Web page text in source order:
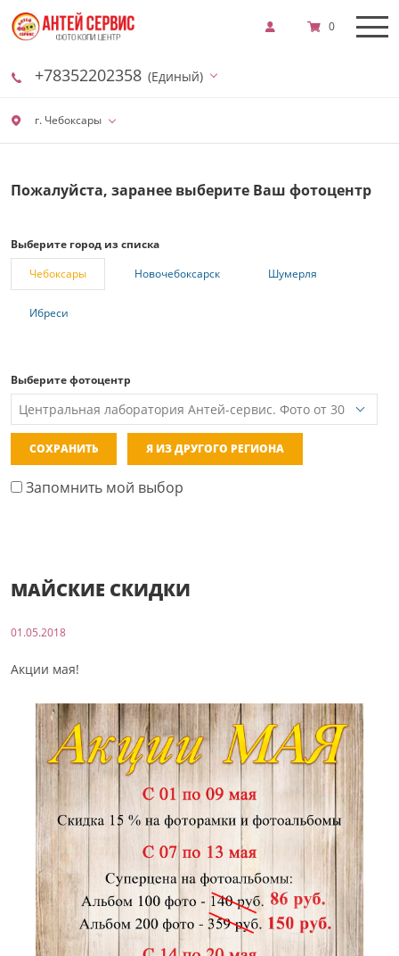
г. Чебоксары
+78352202358 (Единый)
0
Пожалуйста, заранее выберите Ваш фотоцентр
Выберите город из списка
Чебоксары
Новочебоксарск Шумерля
Ибреси
Выберите фотоцентр
СОХРАНИТЬ Я ИЗ ДРУГОГО РЕГИОНА
Запомнить мой выбор
МАЙСКИЕ СКИДКИ
01.05.2018
Акции мая!